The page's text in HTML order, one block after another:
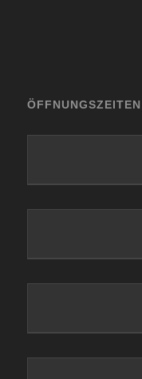
ÖFFNUNGSZEITEN